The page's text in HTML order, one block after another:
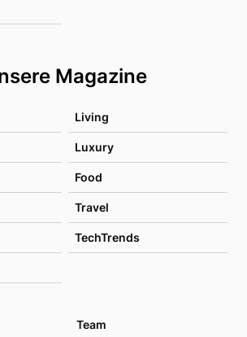
Magazine
Living
Luxury
Food
Travel
TechTrends
Team